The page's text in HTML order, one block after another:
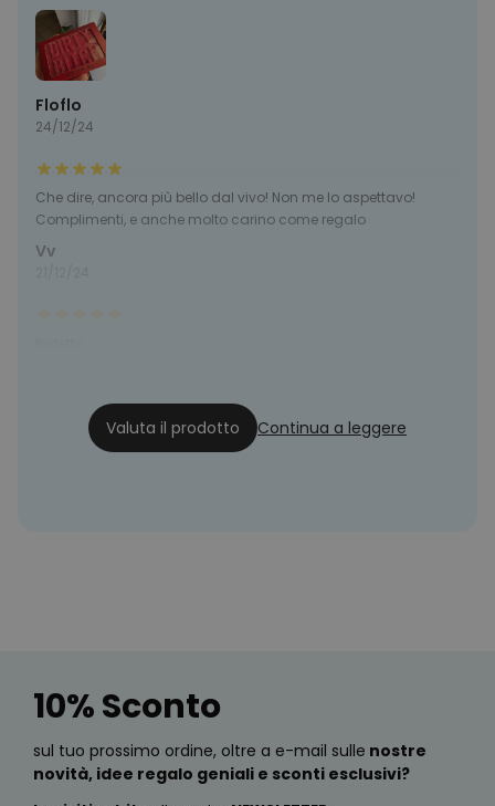
Floflo
24/12/24
Che dire, ancora più bello dal vivo! Non me lo aspettavo!
Complimenti, e anche molto carino come regalo
Vv
Valuta il prodotto Continua a leggere
10% Sconto
sul tuo prossimo ordine, oltre a e-mail sulle nostre
novità, idee regalo geniali e sconti esclusivi?